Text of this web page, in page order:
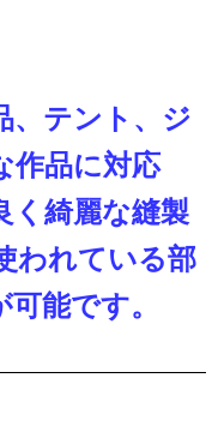
、テント、ジ
作品に対応
く綺麗な縫製
われている部
能です。